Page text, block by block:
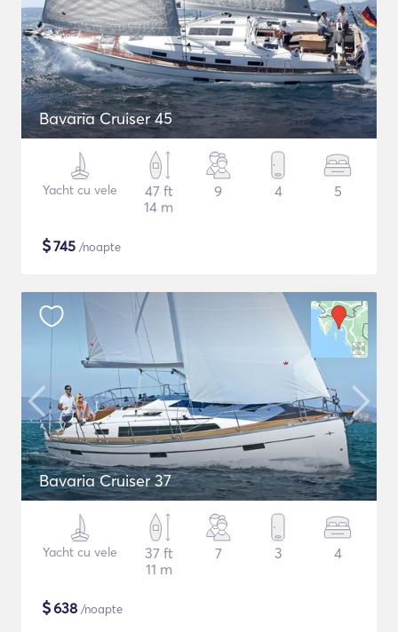
Bavaria Cruiser 45
Yacht cu vele
47 ft
14 m
9 4 5
$745 /noapte
Bavaria Cruiser 37
Yacht cu vele
37 ft
11 m
7 3 4
$638 /noapte